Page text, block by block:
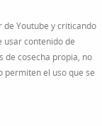
de Youtube y criticando
usar contenido de
de cosecha propia, no
permiten el uso que se